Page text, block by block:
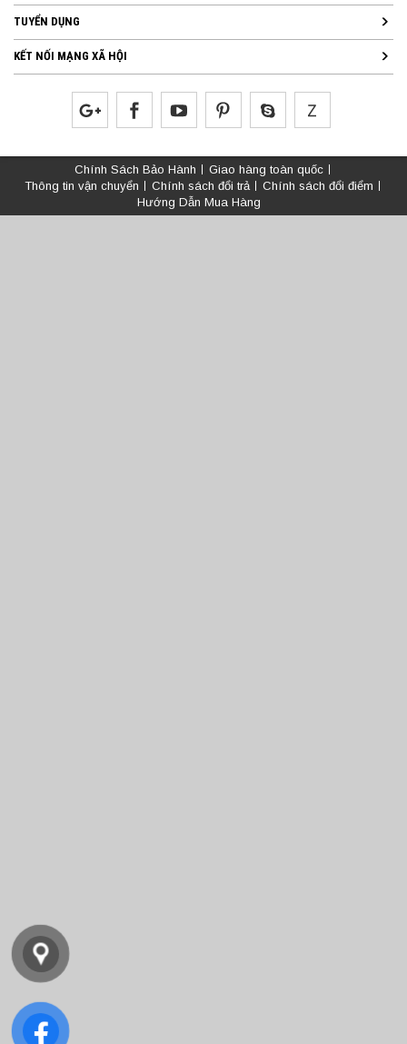
TUYỂN DỤNG
KẾT NỐI MẠNG XÃ HỘI
Chính Sách Bảo Hành
Giao hàng toàn quốc
Thông tin vận chuyển
Chính sách đổi trả
Chính sách đổi điểm
Hướng Dẫn Mua Hàng